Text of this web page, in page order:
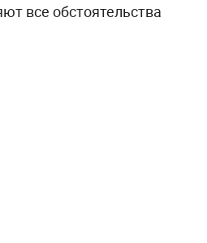
все обстоятельства